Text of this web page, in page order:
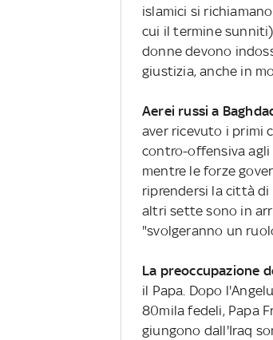
islamici si
cui il termine
donne devono
giustizia, anche in
Aerei russi a
aver ricevuto i primi
contro-offensiva
mentre le forze
riprendersi la città di
altri sette sono in
"svolgeranno un
La preoccupazione
il Papa. Dopo
80mila fedeli, Papa
giungono dall'Iraq